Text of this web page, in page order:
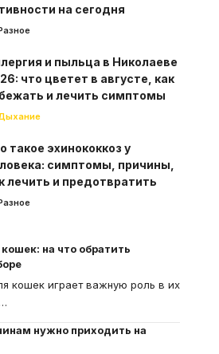
на сегодня
и пыльца в Николаеве
что цветет в августе, как
и лечить симптомы
такое эхинококкоз у
симптомы, причины,
лечить и предотвратить
на что обратить
кошек играет важную роль в их
…
нужно приходить на